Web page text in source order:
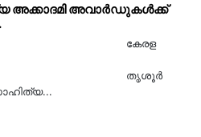
അക്കാദമി അവാർഡുകൾക്ക്